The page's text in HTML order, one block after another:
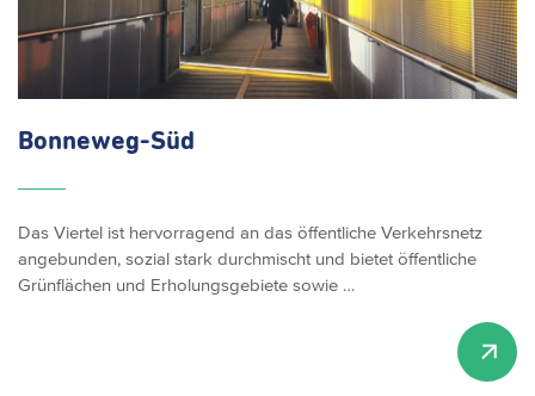
Bonneweg-Süd
Das Viertel ist hervorragend an das öffentliche Verkehrsnetz
angebunden, sozial stark durchmischt und bietet öffentliche
Grünflächen und Erholungsgebiete sowie …